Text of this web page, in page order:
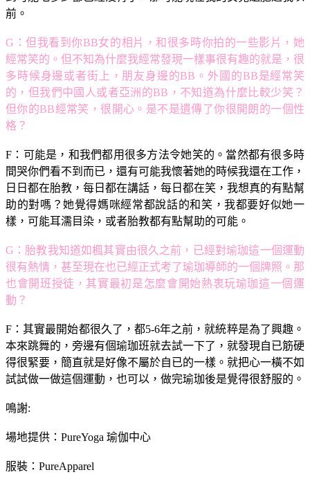
前。
G：但我看到你BB女的相片，和很多時你拍的一些影片，她
經常笑的。但不知為什麼我經常發現一樣事很有趣的就是，很
多時候身邊或者街上，朋友身邊的BB。外國的BB是經常笑
的，但我們中國人或者亞洲的BB，不知道為什麼比較少笑？
但你的BB經常笑，很開心。是不是遺傳了你很開朗的一個性
格？
F：可能是，和我們都用很多方法令她笑的。當然都有很多時
間哭你們看不到而已，還有可能我懷著她的時候我還在工作，
日日都在胎教，每日都在講話，每日都在笑，我想真的有點幫
助的對嗎？她覺得媽咪經常都說話的和笑，我都要好似她一
樣，可能耳濡目染，或者胎教都有點幫助的可能。
G：胎教我知道如楓其實由很久之前，已經對瑜珈這一個運動
很有熱情，甚至現在也已經正式考了瑜珈導師的一個牌照。那
也會開班授徒，其實最初是怎麼會開始熱衷玩瑜珈這一個運
動？
F：其實最開始都很久了，都5-6年之前，就統粹是為了興趣。
本來跳舞的，旁邊有個瑜珈班就去試一下了，就發現自已筋硬
得很緊要，簡直就是好像不屬於自已的一樣。就把心一橫不如
試試做一做這個運動，也可以，做完瑜珈後是覺得很舒服的。
鳴謝:
場地提供：PureYoga 瑜伽中心
服裝：PureApparel